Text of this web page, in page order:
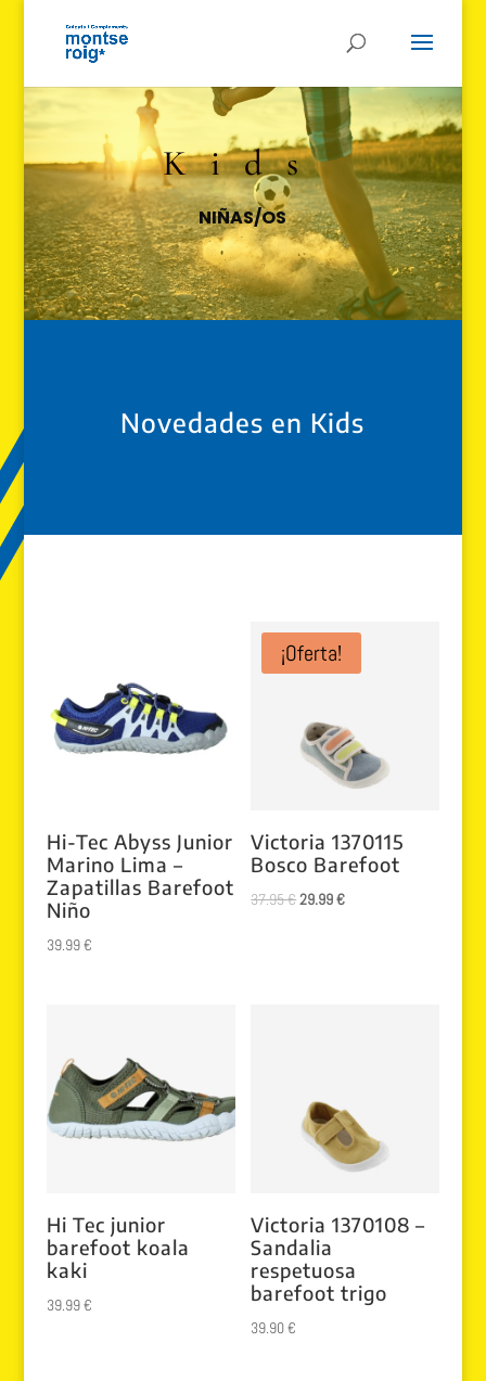
Kids
NIÑAS/OS
Novedades en Kids
Hi-Tec Abyss Junior
Marino Lima –
Zapatillas Barefoot
Niño
39.99€
¡Oferta!
Victoria 1370115
Bosco Barefoot
37.95€El
29.99€El
Hi Tec junior
barefoot koala
kaki
39.99€
Victoria 1370108 –
Sandalia
respetuosa
barefoot trigo
39.90€